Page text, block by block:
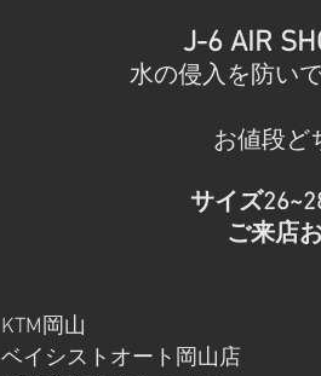
J-6 AIR
水の侵入を防い
お値段ど
サイズ
ご来店
KTM岡山
ベイシストオート岡山店